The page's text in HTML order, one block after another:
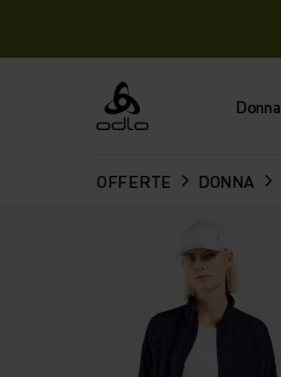
Odlo Donna
OFFERTE DONNA